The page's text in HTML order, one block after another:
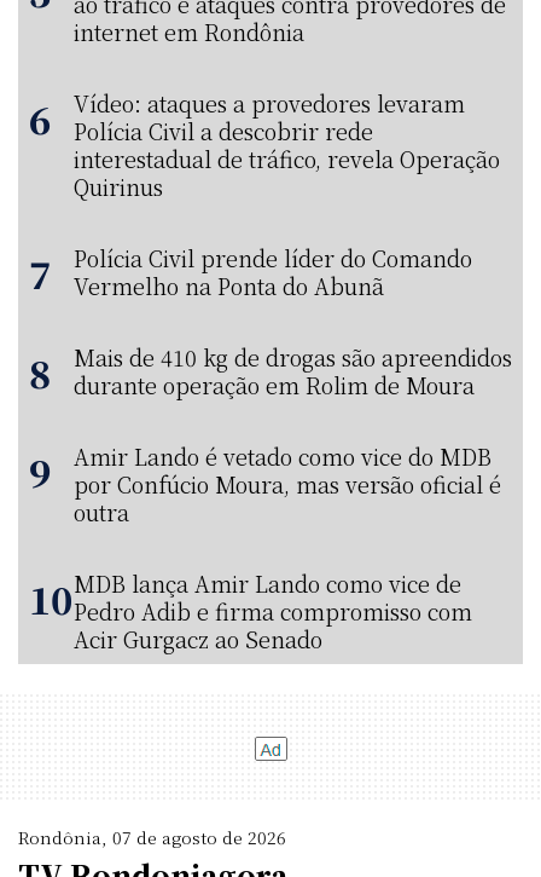
internet em Rondônia
Vídeo: ataques a provedores levaram
Polícia Civil a descobrir rede
interestadual de tráfico, revela Operação
Quirinus
Polícia Civil prende líder do Comando
Vermelho na Ponta do Abunã
Mais de 410 kg de drogas são apreendidos
durante operação em Rolim de Moura
Amir Lando é vetado como vice do MDB
por Confúcio Moura, mas versão oficial é
outra
MDB lança Amir Lando como vice de
Pedro Adib e firma compromisso com
Acir Gurgacz ao Senado
Rondônia, 07 de agosto de 2026